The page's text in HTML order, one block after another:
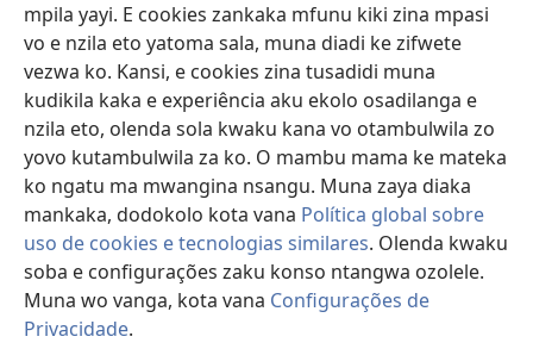
mpila yayi. E cookies zankaka mfunu kiki zina mpasi
vo e nzila eto yatoma sala, muna diadi ke zifwete
vezwa ko. Kansi, e cookies zina tusadidi muna
kudikila kaka e experiência aku ekolo osadilanga e
nzila eto, olenda sola kwaku kana vo otambulwila zo
yovo kutambulwila za ko. O mambu mama ke mateka
ko ngatu ma mwangina nsangu. Muna zaya diaka
mankaka, dodokolo kota vana Política global sobre
uso de cookies e tecnologias similares. Olenda kwaku
soba e configurações zaku konso ntangwa ozolele.
Muna wo vanga, kota vana Configurações de
Privacidade.
(opens
new
window)LUNDILU DIA NKANDA mia Mbangi za Yave mu Internete™
(opens
new
window)JW Hub
(opens
new
window)Aplicativo JW Library ®
Copyright© 2026 Watch Tower Bible and Tract Society of Pennsylvania.
MPILA YASADILA SITE